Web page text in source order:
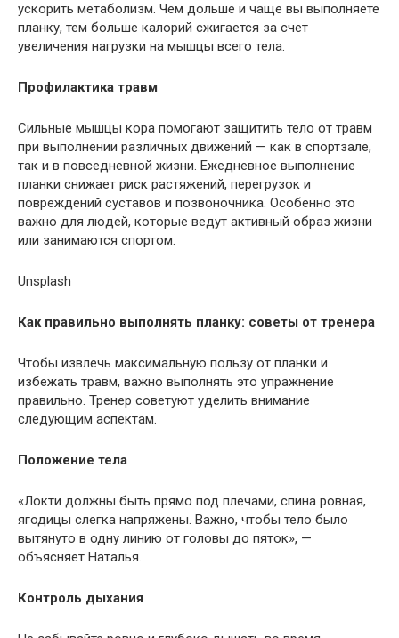
ускорить метаболизм. Чем дольше и чаще вы выполняете
планку, тем больше калорий сжигается за счет
увеличения нагрузки на мышцы всего тела.
Профилактика травм
Сильные мышцы кора помогают защитить тело от травм
при выполнении различных движений — как в спортзале,
так и в повседневной жизни. Ежедневное выполнение
планки снижает риск растяжений, перегрузок и
повреждений суставов и позвоночника. Особенно это
важно для людей, которые ведут активный образ жизни
или занимаются спортом.
Unsplash
Как правильно выполнять планку: советы от тренера
Чтобы извлечь максимальную пользу от планки и
избежать травм, важно выполнять это упражнение
правильно. Тренер советуют уделить внимание
следующим аспектам.
Положение тела
«Локти должны быть прямо под плечами, спина ровная,
ягодицы слегка напряжены. Важно, чтобы тело было
вытянуто в одну линию от головы до пяток», —
объясняет Наталья.
Контроль дыхания